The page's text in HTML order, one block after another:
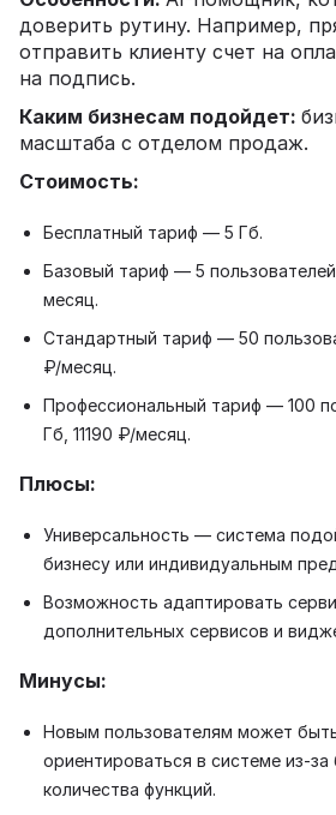
доверить рутину. Например,
отправить клиенту счет на
на подпись.
Каким бизнесам подойдет:
масштаба с отделом продаж.
Стоимость:
Бесплатный тариф — 5 Гб.
Базовый тариф — 5
месяц.
Стандартный тариф — 50
₽/месяц.
Профессиональный тариф — 100
Гб, 11190 ₽/месяц.
Плюсы:
Универсальность — система
бизнесу или индивидуальным
Возможность адаптировать
дополнительных сервисов и
Минусы:
Новым пользователям может
ориентироваться в системе из-
количества функций.